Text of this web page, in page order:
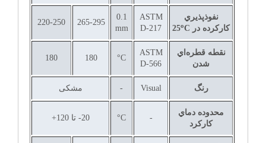
نفوذپذيري
كاركرده در
25oC
ASTM
D-217
0.1
mm
265-295
220-250
نقطه قطره‌اي
شدن
ASTM
D-566
°C
180
180
رنگ Visual
- مشکی
محدوده دماي
كاركرد
-
°C 20- تا 120+